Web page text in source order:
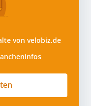
von velobiz.de